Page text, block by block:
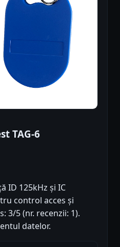
TAG-6
ID 125kHz și IC
control acces și
3/5 (nr. recenzii: 1).
datelor.